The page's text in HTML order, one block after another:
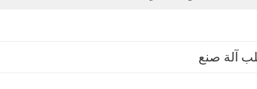
آلة صنع